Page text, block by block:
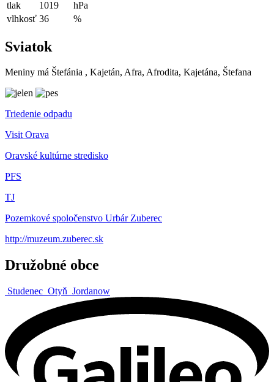
tlak
1019
hPa
vlhkosť 36 %
Sviatok
Meniny má Štefánia , Kajetán, Afra, Afrodita, Kajetána, Štefana
Triedenie odpadu
Visit Orava
Oravské kultúrne stredisko
PFS
TJ
Pozemkové spoločenstvo Urbár Zuberec
http://muzeum.zuberec.sk
Družobné obce
Studenec Otyň Jordanow